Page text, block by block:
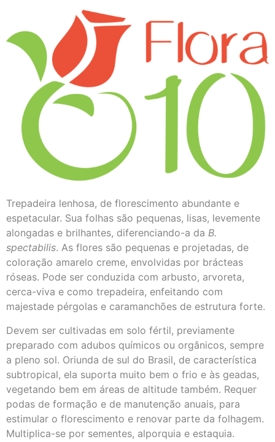
Trepadeira lenhosa, de florescimento abundante e
espetacular. Sua folhas são pequenas, lisas, levemente
alongadas e brilhantes, diferenciando-a da B.
spectabilis. As flores são pequenas e projetadas, de
coloração amarelo creme, envolvidas por brácteas
róseas. Pode ser conduzida com arbusto, arvoreta,
cerca-viva e como trepadeira, enfeitando com
majestade pérgolas e caramanchões de estrutura forte.
Devem ser cultivadas em solo fértil, previamente
preparado com adubos químicos ou orgânicos, sempre
a pleno sol. Oriunda de sul do Brasil, de característica
subtropical, ela suporta muito bem o frio e às geadas,
vegetando bem em áreas de altitude também. Requer
podas de formação e de manutenção anuais, para
estimular o florescimento e renovar parte da folhagem.
Multiplica-se por sementes, alporquia e estaquia.